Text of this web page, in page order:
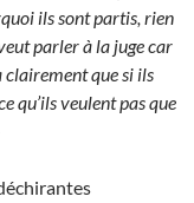
ils sont partis, rien
parler à la juge car
clairement que si ils
qu’ils veulent pas que